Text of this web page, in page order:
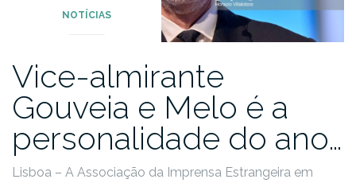
NOTÍCIAS
Vice-almirante
Gouveia e Melo é a
personalidade do ano…
Lisboa – A Associação da Imprensa Estrangeira em